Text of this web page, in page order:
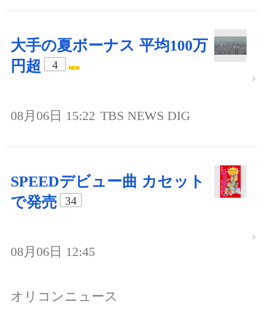
大手の夏ボーナス 平均100万
円超
4
08月06日 15:22 TBS NEWS DIG
SPEEDデビュー曲 カセット
で発売
34
08月06日 12:45
オリコンニュース